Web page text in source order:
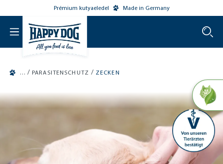
Prémium kutyaeledel Made in Germany
/ PARASITENSCHUTZ / ZECKEN